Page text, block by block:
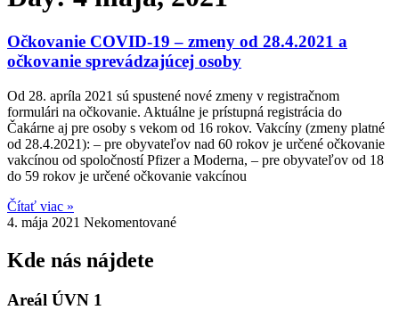
Očkovanie COVID-19 – zmeny od 28.4.2021 a
očkovanie sprevádzajúcej osoby
Od 28. apríla 2021 sú spustené nové zmeny v registračnom
formulári na očkovanie. Aktuálne je prístupná registrácia do
Čakárne aj pre osoby s vekom od 16 rokov. Vakcíny (zmeny platné
od 28.4.2021): – pre obyvateľov nad 60 rokov je určené očkovanie
vakcínou od spoločností Pfizer a Moderna, – pre obyvateľov od 18
do 59 rokov je určené očkovanie vakcínou
Čítať viac »
4. mája 2021 Nekomentované
Kde nás nájdete
Areál ÚVN 1